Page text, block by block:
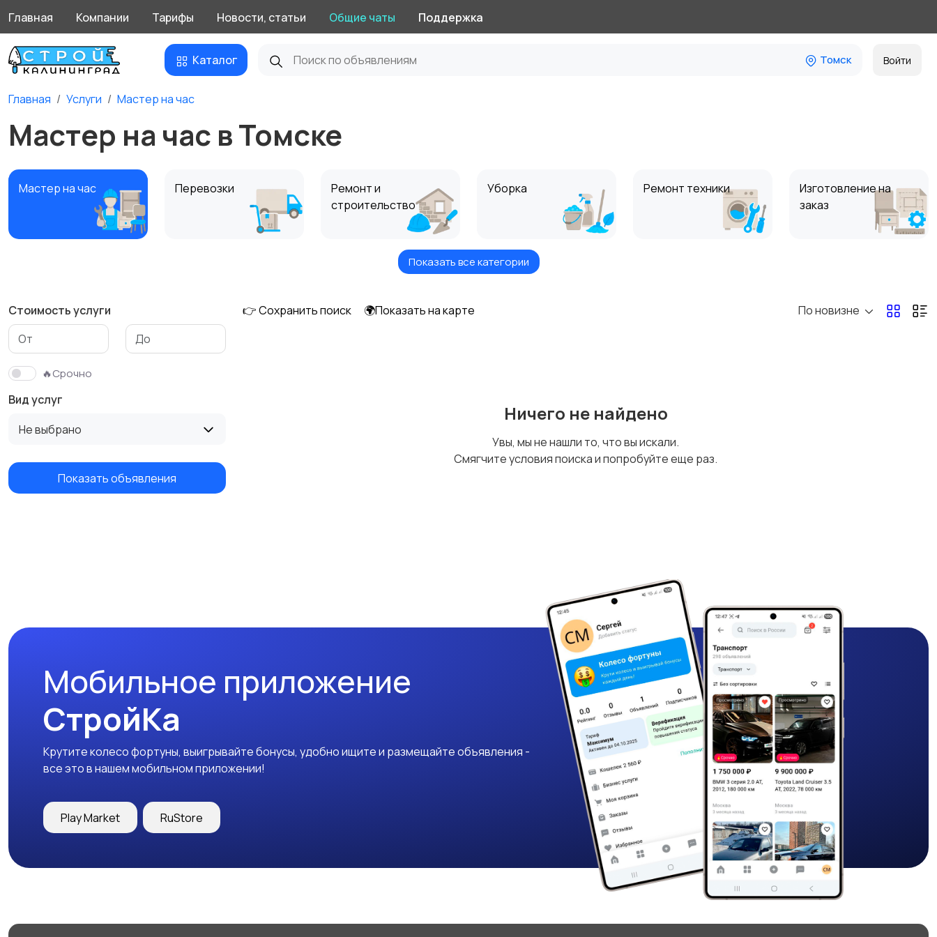
Главная Компании Тарифы Новости, статьи Общие чаты Поддержка
Каталог Томск Войти
Главная Услуги Мастер на час
Мастер на час в Томске
Мастер на час Перевозки
Ремонт и
строительство
Уборка Ремонт техники
Изготовление на
заказ
Показать все категории
Стоимость услуги
🔥Срочно
Вид услуг
Не выбрано
Показать объявления
👉 Сохранить поиск 🌍Показать на карте По новизне
Ничего не найдено
Увы, мы не нашли то, что вы искали.
Смягчите условия поиска и попробуйте еще раз.
Мобильное приложение
СтройКа
Крутите колесо фортуны, выигрывайте бонусы, удобно ищите и размещайте объявления -
все это в нашем мобильном приложении!
Play Market RuStore